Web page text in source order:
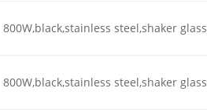
800W,black,stainless steel,shaker glass
800W,black,stainless steel,shaker glass